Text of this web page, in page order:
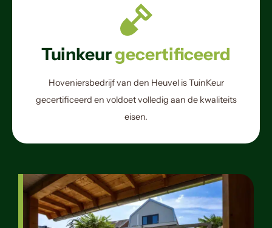
Tuinkeurgecertificeerd
Hoveniersbedrijf van den Heuvel is TuinKeur
gecertificeerd en voldoet volledig aan de kwaliteits
eisen.